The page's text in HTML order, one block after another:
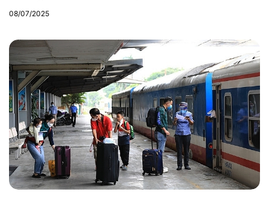
08/07/2025